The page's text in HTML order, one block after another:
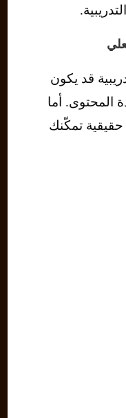
قد يكون
المحتوى. أما
حقيقية تمكّنك